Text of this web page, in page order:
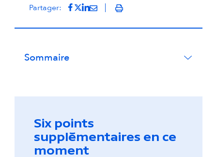
Partager: Partager sur Facebook
(s'ouvre dans un nouvel onglet)
Partager sur Twitter
(s'ouvre dans un nouvel onglet)
Partager sur LinkedIn
(s'ouvre dans un nouvel onglet)
Partager par mail
(s'ouvre dans un nouvel
Imprimer
Sommaire
Six points
supplémentaires en ce
moment